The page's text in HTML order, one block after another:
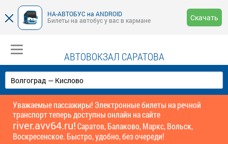
НА-АВТОБУС на ANDROID
Билеты на автобус у вас в кармане
Скачать
АВТОВОКЗАЛ САРАТОВА
Уважаемые пассажиры! Электронные билеты на речной
транспорт теперь доступны онлайн на сайте
river.avv64.ru!Саратов, Балаково, Маркс, Вольск,
Воскресенское. Быстро, удобно, без очереди!